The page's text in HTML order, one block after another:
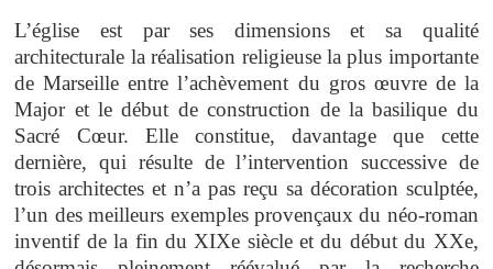
L’église est par ses dimensions et sa qualité
architecturale la réalisation religieuse la plus importante
de Marseille entre l’achèvement du gros œuvre de la
Major et le début de construction de la basilique du
Sacré Cœur. Elle constitue, davantage que cette
dernière, qui résulte de l’intervention successive de
trois architectes et n’a pas reçu sa décoration sculptée,
l’un des meilleurs exemples provençaux du néo-roman
inventif de la fin du XIXe siècle et du début du XXe,